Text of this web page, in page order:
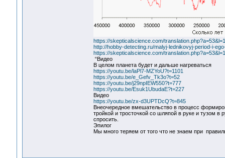
https://skepticalscience.com/
http://hobby-detecting.ru/malyj-lednikovyj-period-i-
https://skepticalscience.com/
“Видео
В целом планета будет и дальше нагреваться
https://youtu.be/laPl7-MZYoU?t=1101
https://youtu.be/e_Gefv_Tk3o?t=52
https://youtu.be/j29npIEW550?t=777
https://youtu.be/Esuk1UbudaE?t=227
Видео
https://youtu.be/zx-d3UPTDcQ?t=845
Внеочередное вмешательство в процесс
тройкой и тросточкой со шляпой в руке и тузом в
спросить.
Эпилог
Мы много теряем от того что не знаем при